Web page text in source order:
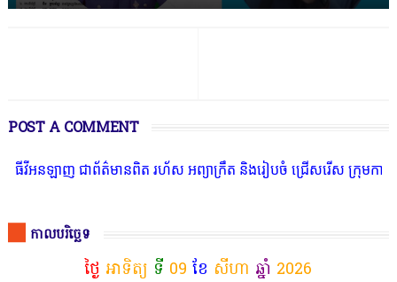
POST A COMMENT
ជាព័ត៌មានពិត រហ័ស អព្យាក្រឹត និងរៀបចំ ជ្រើសរើស ក្រុមការងារ នៅត
កាលបរិច្ឆេទ
ថ្ងៃ អាទិត្យ ទី 09 ខែ សីហា ឆ្នាំ 2026